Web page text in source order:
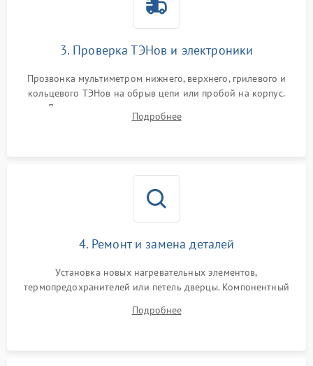
3. Проверка ТЭНов и электроники
Прозвонка мультиметром нижнего, верхнего, грилевого и
кольцевого ТЭНов на обрыв цепи или пробой на корпус.
Диагностика термостата, датчиков температуры,
переключателя режимов и мотора конвекции.
Подробнее
4. Ремонт и замена деталей
Установка новых нагревательных элементов,
термопредохранителей или петель дверцы. Компонентный
выгоревших реле, восстановление контактов и замена
Подробнее